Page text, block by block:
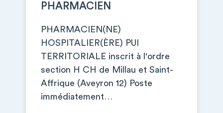
PHARMACIEN
PHARMACIEN(NE)
HOSPITALIER(ÈRE) PUI
TERRITORIALE inscrit à l'ordre
section H CH de Millau et Saint-
Affrique (Aveyron 12) Poste
immédiatement…